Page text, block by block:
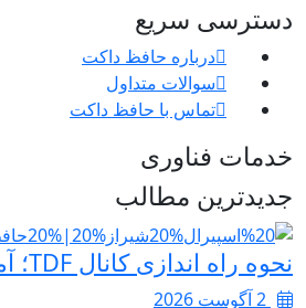
دسترسی سریع
درباره حافظ داکت
سوالات متداول
تماس با حافظ داکت
خدمات فناوری
جدیدترین مطالب
نحوه راه اندازی کانال TDF؛ آموزش